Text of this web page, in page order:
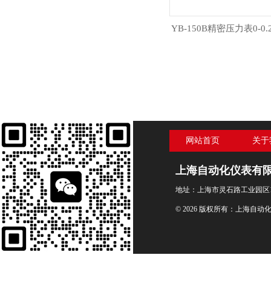
YB-150B精密压力表0-
网站首页 关
上海自动化仪表有
地址：上海市灵石路工业园区
© 2026 版权所有：上海自动